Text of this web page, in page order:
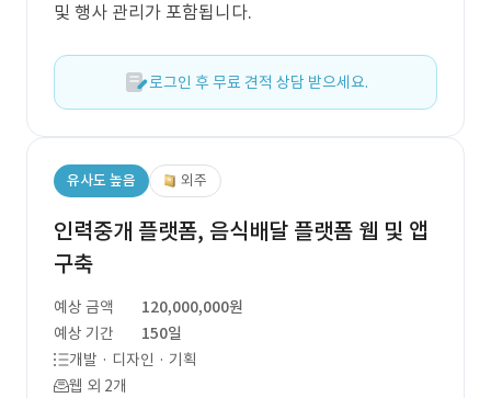
및 행사 관리가 포함됩니다.
로그인 후 무료 견적 상담 받으세요.
유사도 높음 외주
인력중개 플랫폼, 음식배달 플랫폼 웹 및 앱
구축
예상 금액
120,000,000원
예상 기간
150일
개발 · 디자인 · 기획
웹 외 2개